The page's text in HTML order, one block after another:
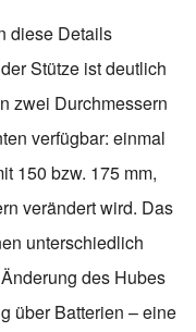
diese Details
Stütze ist deutlich
zwei Durchmessern
verfügbar: einmal
150 bzw. 175 mm,
verändert wird. Das
unterschiedlich
des Hubes
über Batterien – eine